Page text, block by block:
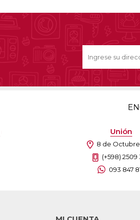
Unión
8 de
(+598) 2509
093 847